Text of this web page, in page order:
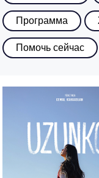
Программа
Помочь сейчас